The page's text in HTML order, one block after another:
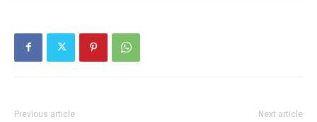
Previous article Next article